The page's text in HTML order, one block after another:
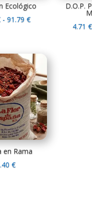
Ecológico
- 91.79€Rango
desde
18.91 €
hasta
91.79 €
D.O.P.
4.71 €
en Rama
€